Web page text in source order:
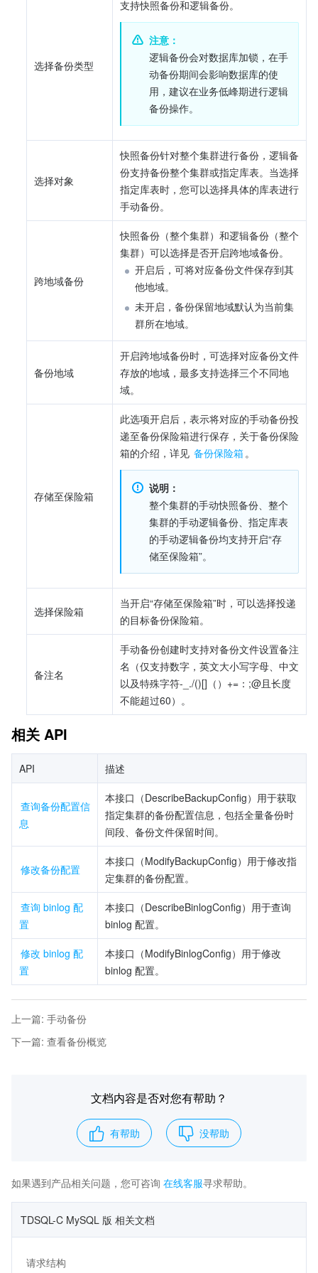
选择备份类型
支持快照备份和逻辑备份。
注意：
逻辑备份会对数据库加锁，在手
动备份期间会影响数据库的使
用，建议在业务低峰期进行逻辑
备份操作。
选择对象
快照备份针对整个集群进行备份，逻辑备
份支持备份整个集群或指定库表。当选择
指定库表时，您可以选择具体的库表进行
手动备份。
跨地域备份
快照备份（整个集群）和逻辑备份（整个
集群）可以选择是否开启跨地域备份。
开启后，可将对应备份文件保存到其
他地域。
未开启，备份保留地域默认为当前集
群所在地域。
备份地域
开启跨地域备份时，可选择对应备份文件
存放的地域，最多支持选择三个不同地
域。
存储至保险箱
此选项开启后，表示将对应的手动备份投
递至备份保险箱进行保存，关于备份保险
箱的介绍，详见 备份保险箱 。
说明：
整个集群的手动快照备份、整个
集群的手动逻辑备份、指定库表
的手动逻辑备份均支持开启“存
储至保险箱”。
选择保险箱
当开启“存储至保险箱”时，可以选择投递
的目标备份保险箱。
备注名
手动备份创建时支持对备份文件设置备注
名（仅支持数字，英文大小写字母、中文
以及特殊字符-_./()[]（）+=：;@且长度
不能超过60）。
相关 API
API 描述
查询备份配置信
息
本接口（DescribeBackupConfig）用于获取
指定集群的备份配置信息，包括全量备份时
间段、备份文件保留时间。
修改备份配置
本接口（ModifyBackupConfig）用于修改指
定集群的备份配置。
查询 binlog 配
置
本接口（DescribeBinlogConfig）用于查询
binlog 配置。
修改 binlog 配
置
本接口（ModifyBinlogConfig）用于修改
binlog 配置。
上一篇: 手动备份
下一篇: 查看备份概览
文档内容是否对您有帮助？
有帮助 没帮助
如果遇到产品相关问题，您可咨询 在线客服寻求帮助。
TDSQL-C MySQL 版 相关文档
请求结构